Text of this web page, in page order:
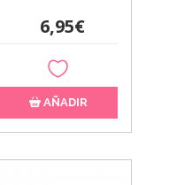
6,95€
AÑADIR